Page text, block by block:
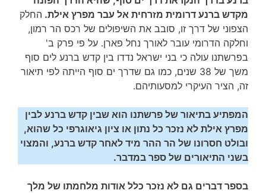
מקדש ברנע דרומית מזרחית אל עבר מפרץ אילת. החלק
הצפוני של דרך זו, סובב את השיפולים של רכס הר רמון,
וחלקה הדרומי עובר לאורך נחל פארן. על פי פרק ב'
בפרשתנו עולה כי בני ישראל נדדו בין קדש ברנע לים סוף
משך של 38 שנים, כמו גם שדרך ים סוף הייתה לפי תיאור
זה, הציר העיקרי למסעותיהם.
המפתיע בתיאור של פרשתנו הוא שבין קדש ברנע לבין
מפרץ אילת לא נזכר כל נתון או ציון גיאוגרפי כל שהוא,
ובולט חסרונו של הר ההר מיד לאחר קדש ברנע, והמצוי
בשני התיאורים של ספר במדבר.
בספר דברים גם לא נזכר כלל אודות מלחמתו של מלך